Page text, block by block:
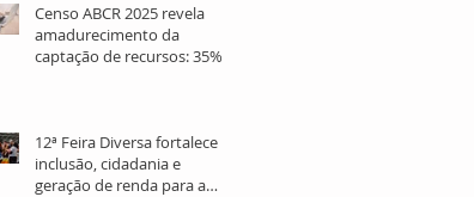
Censo ABCR 2025 revela
amadurecimento da
captação de recursos: 35%
12ª Feira Diversa fortalece
inclusão, cidadania e
geração de renda para a